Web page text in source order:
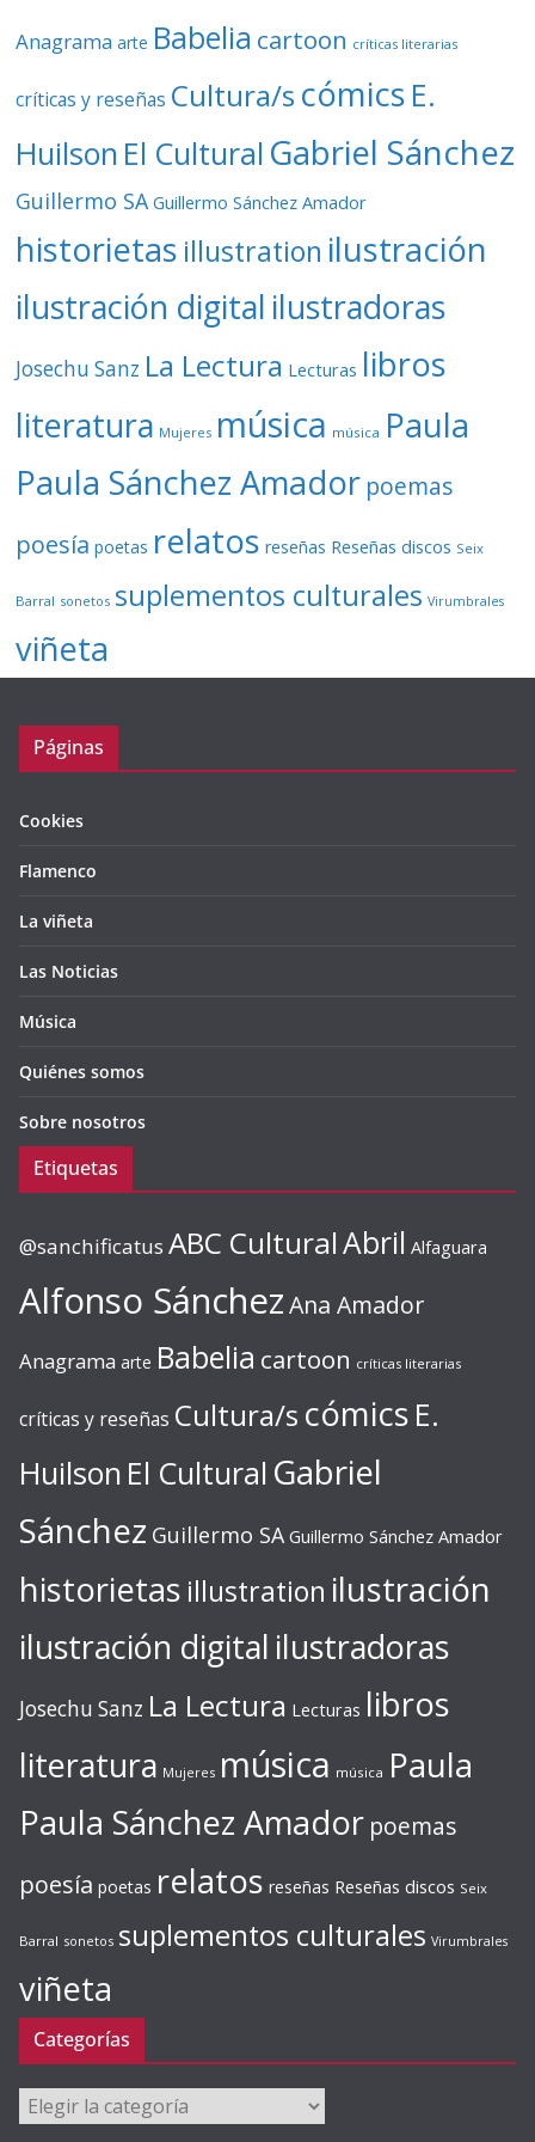
Anagrama arte Babelia cartoon críticas literarias
críticas y reseñas Cultura/s cómics E.
Huilson El Cultural Gabriel Sánchez
Guillermo SA Guillermo Sánchez Amador
historietas illustration ilustración
ilustración digital ilustradoras
Josechu Sanz La Lectura Lecturas libros
literatura Mujeres música música Paula
Paula Sánchez Amador poemas
poesía poetas relatos reseñas Reseñas discos Seix
Barral sonetos suplementos culturales Virumbrales
viñeta
Páginas
Cookies
Flamenco
La viñeta
Las Noticias
Música
Quiénes somos
Sobre nosotros
Etiquetas
@sanchificatus ABC CulturalAbril Alfaguara
Alfonso SánchezAna Amador
Anagrama arte Babelia cartoon críticas literarias
críticas y reseñas Cultura/s cómics E.
Huilson El Cultural Gabriel
Sánchez Guillermo SA Guillermo Sánchez Amador
historietas illustration ilustración
ilustración digital ilustradoras
Josechu Sanz La Lectura Lecturas libros
literatura Mujeres música música Paula
Paula Sánchez Amador poemas
poesía poetas relatos reseñas Reseñas discos Seix
Barral sonetos suplementos culturales Virumbrales
viñeta
Categorías
Categorías